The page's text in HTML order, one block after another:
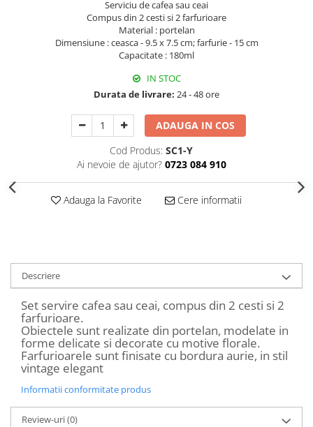
Crengute Decorative
Coronite & Ghirlande
Aromaterapie Craciun
Felicitari, Cutii si Pungi de Cadou
Serviciu de cafea sau ceai
Compus din 2 cesti si 2 farfurioare
Material : portelan
Dimensiune : ceasca - 9.5 x 7.5 cm; farfurie - 15 cm
Capacitate : 180ml
IN STOC
Durata de livrare: 24 - 48 ore
ADAUGA IN COS
Cod Produs: SC1-Y
Ai nevoie de ajutor? 0723 084 910
Adauga la Favorite Cere informatii
Descriere
Set servire cafea sau ceai, compus din 2 cesti si 2
farfurioare.
Obiectele sunt realizate din portelan, modelate in
forme delicate si decorate cu motive florale.
Farfurioarele sunt finisate cu bordura aurie, in stil
vintage elegant
Informatii conformitate produs
Review-uri(0)